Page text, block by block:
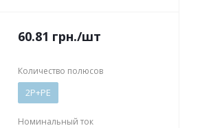
60.81 грн./шт
Количество полюсов
2P+PE
Номинальный ток